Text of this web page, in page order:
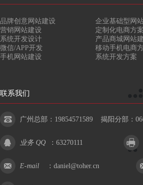
品牌创意网站建设
营销网站建设
系统开发设计
微信/APP开发
手机网站建设
企业基础型网
定制化电商方案
产品商城网站
移动手机电商
系统开发方案
联系我们
广州总部：19854571589 揭阳分部：
业务 QQ ： 63270111
E-mail ： daniel@toher.cn